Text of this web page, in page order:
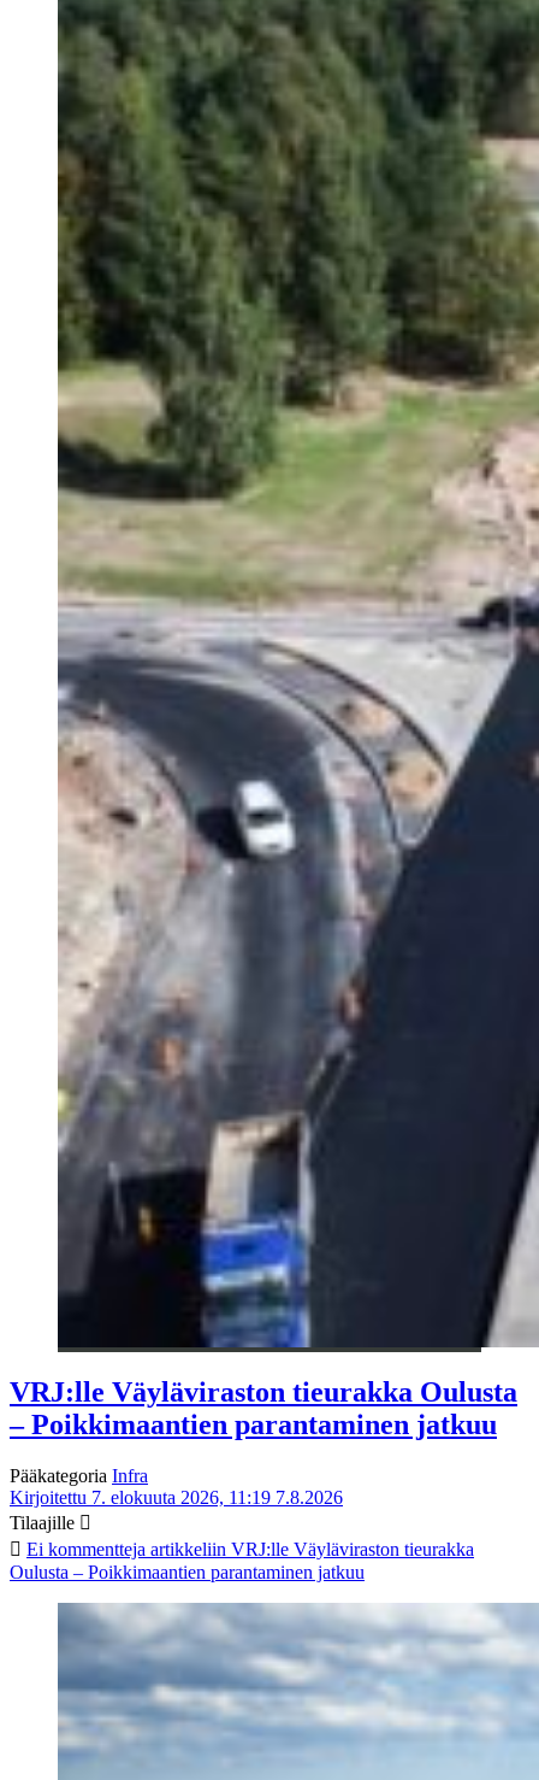
VRJ:lle Väyläviraston tieurakka Oulusta
– Poikkimaantien parantaminen jatkuu
Pääkategoria Infra
Kirjoitettu 7. elokuuta 2026, 11:19 7.8.2026
Tilaajille
Ei kommentteja artikkeliin VRJ:lle Väyläviraston tieurakka
Oulusta – Poikkimaantien parantaminen jatkuu